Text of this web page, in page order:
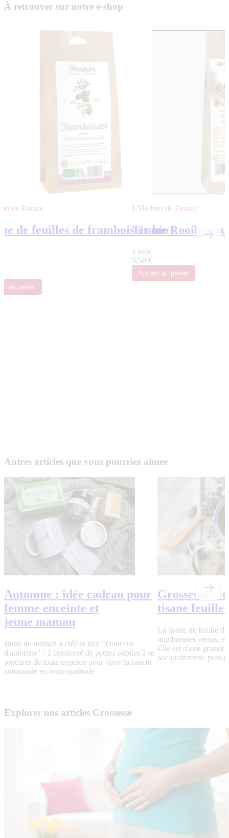
À retrouver sur notre e-shop
de France
de feuilles de framboisier bio |
au panier
L'Herbier de France
Tisane Rooibos
1 avis
5,50 €
Ajouter au panier
Autres articles que vous pourriez aimer
Automne : idée cadeau pour
femme enceinte et
jeune maman
Bulle de maman a créé la box "Douceur
d'automne" : 1 condensé de petites pépites à se
procurer de toute urgence pour vivre la saison
automnale en toute quiétude
Grossesse :
tisane feuille
La tisane de feuille
nombreuses vertus,
Elle est d'une grande
accouchement, post-
Explorer nos articles Grossesse